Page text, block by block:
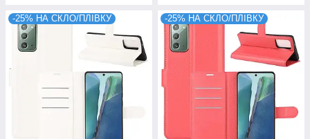
-25% НА СКЛО/ПЛІВКУ -25% НА СКЛО/ПЛІВКУ